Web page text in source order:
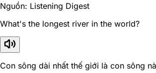
Nguồn: Listening Digest
What's the longest river in the world?
Con sông dài nhất thế giới là con sông